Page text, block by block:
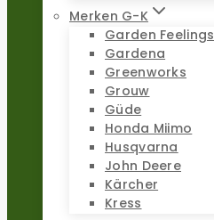
Merken G-K
Garden Feelings
Gardena
Greenworks
Grouw
Güde
Honda Miimo
Husqvarna
John Deere
Kärcher
Kress